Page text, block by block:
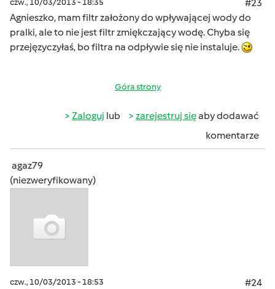
czw., 10/03/2013 - 18:35
#23
Agnieszko, mam filtr założony do wpływającej wody do
pralki, ale to nie jest filtr zmiękczający wodę. Chyba się
przejęzyczyłaś, bo filtra na odpływie się nie instaluje.
Góra strony
Zaloguj lub zarejestruj sięaby dodawać
komentarze
agaz79
(niezweryfikowany)
czw., 10/03/2013 - 18:53
#24